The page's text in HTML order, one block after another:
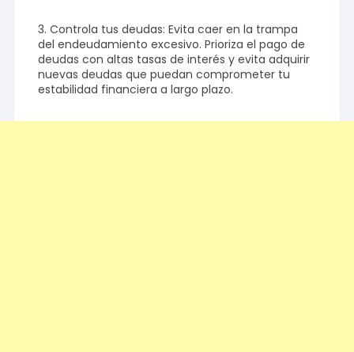
3. Controla tus deudas: Evita caer en la trampa
del endeudamiento excesivo. Prioriza el pago de
deudas con altas tasas de interés y evita adquirir
nuevas deudas que puedan comprometer tu
estabilidad financiera a largo plazo.